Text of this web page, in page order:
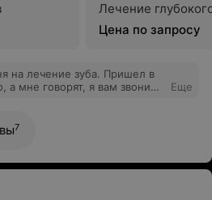
Лечение
Цена по запросу
на лечение зуба. Пришел в
а мне говорят, я вам звонила
не переписывался. В итоге
потому что место мое уже
Браво!
Еще
7